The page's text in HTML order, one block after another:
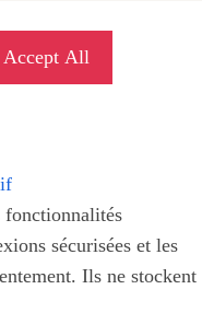
Accept All
fonctionnalités
sécurisées et les
Ils ne stockent